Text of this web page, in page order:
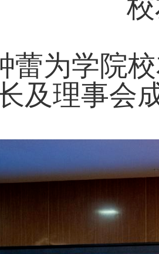
蕾为学院
及理事会